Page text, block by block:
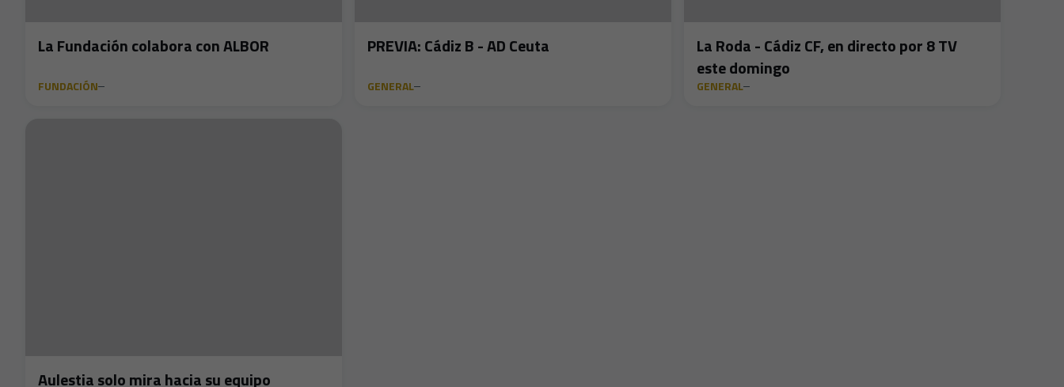
La Fundación colabora con ALBOR
FUNDACIÓN
PREVIA: Cádiz B - AD Ceuta
GENERAL
La Roda - Cádiz CF, en directo por 8 TV
este domingo
GENERAL
Aulestia solo mira hacia su equipo